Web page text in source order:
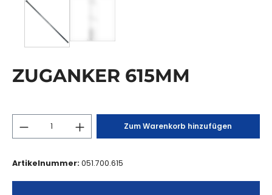
ZUGANKER 615MM
Zum Warenkorb hinzufügen
Artikelnummer: 051.700.615